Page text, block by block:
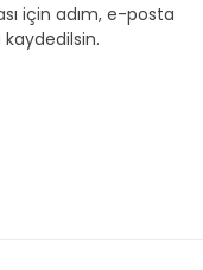
için adım, e-posta